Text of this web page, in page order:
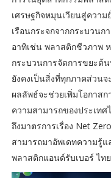
เศรษฐกิจหมุนเวียนสู่ควา
เรือนกระจกจากกระบวนก
อาทิเช่น พลาสติกชีวภาพ
กระบวนการจัดการขยะต้
ยังคงเป็นสิ่งที่ทุกภาคส่วน
ผลลัพธ์จะช่วยเพิ่มโอกาส
ความสามารถของประเท
ถึงมาตรการเรื่อง Net
สามารถมาอัพเดทความรู้
พลาสติกแอนด์รับเบอร์ ไท